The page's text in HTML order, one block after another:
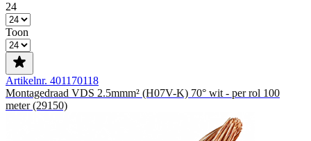
24
Toon
Artikelnr. 401170118
Montagedraad VDS 2.5mmm² (H07V-K) 70° wit - per rol 100
meter (29150)